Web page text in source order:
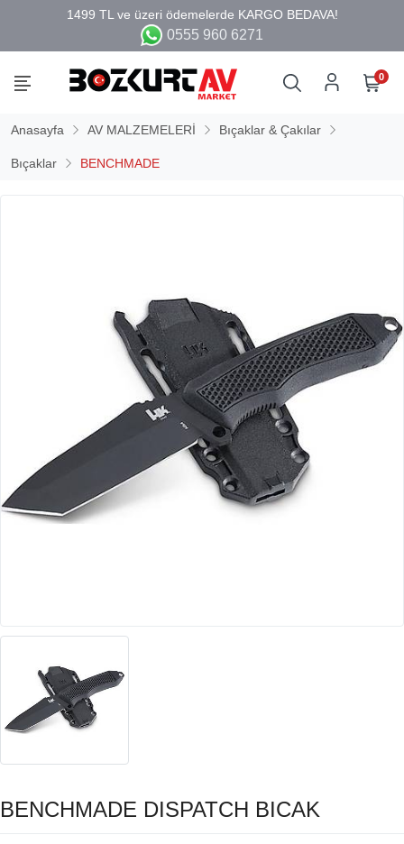
0555 960 6271
0
Anasayfa AV MALZEMELERİ Bıçaklar & Çakılar
Bıçaklar BENCHMADE
BENCHMADE DISPATCH BICAK